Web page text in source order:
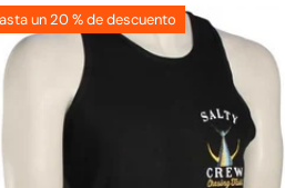
un 20 % de descuento